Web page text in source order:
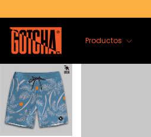
Productos